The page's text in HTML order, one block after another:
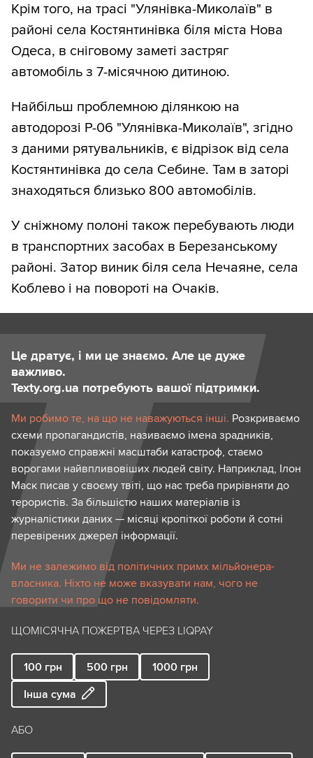
Крім того, на трасі "Улянівка-Миколаїв" в
районі села Костянтинівка біля міста Нова
Одеса, в сніговому заметі застряг
автомобіль з 7-місячною дитиною.
Найбільш проблемною ділянкою на
автодорозі Р-06 "Улянівка-Миколаїв", згідно
з даними рятувальників, є відрізок від села
Костянтинівка до села Себине. Там в заторі
знаходяться близько 800 автомобілів.
У сніжному полоні також перебувають люди
в транспортних засобах в Березанському
районі. Затор виник біля села Нечаяне, села
Коблево і на повороті на Очаків.
Це дратує, і ми це знаємо. Але це дуже
важливо.
Texty.org.ua потребують вашої підтримки.
Ми робимо те, на що не наважуються інші. Розкриваємо
схеми пропагандистів, називаємо імена зрадників,
показуємо справжні масштаби катастроф, стаємо
ворогами найвпливовіших людей світу. Наприклад, Ілон
Маск писав у своєму твіті, що нас треба прирівняти до
терористів. За більшістю наших матеріалів із
журналістики даних — місяці кропіткої роботи й сотні
перевірених джерел інформації.
Ми не залежимо від політичних примх мільйонера-
власника. Ніхто не може вказувати нам, чого не
говорити чи про що не повідомляти.
ЩОМІСЯЧНА ПОЖЕРТВА ЧЕРЕЗ LIQPAY
100 грн 500 грн 1000 грн
Інша сума
АБО